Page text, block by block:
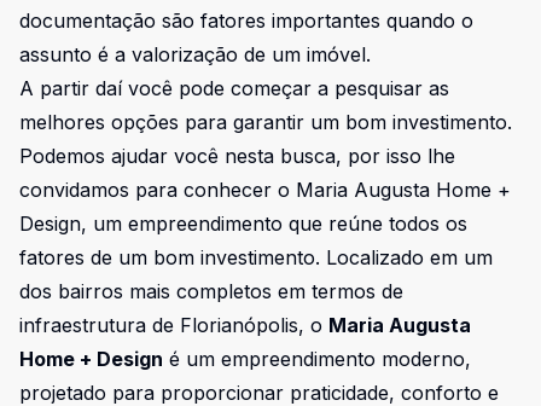
documentação são fatores importantes quando o
assunto é a valorização de um imóvel.
A partir daí você pode começar a pesquisar as
melhores opções para garantir um bom investimento.
Podemos ajudar você nesta busca, por isso lhe
convidamos para conhecer o Maria Augusta Home +
Design, um empreendimento que reúne todos os
fatores de um bom investimento. Localizado em um
dos bairros mais completos em termos de
infraestrutura de Florianópolis, o Maria Augusta
Home + Design é um empreendimento moderno,
projetado para proporcionar praticidade, conforto e